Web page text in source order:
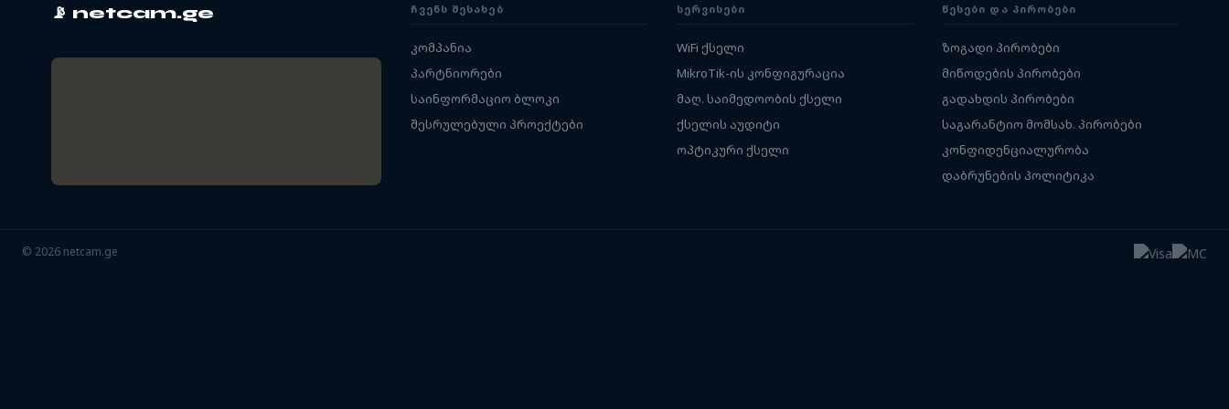
📡 netcam.ge ᲩᲕᲔᲜᲡ ᲨᲔᲡᲐᲮᲔᲑ
კომპანია
პარტნიორები
საინფორმაციო ბლოკი
შესრულებული პროექტები
ᲡᲔᲠᲕᲘᲡᲔᲑᲘ
WiFi ქსელი
MikroTik-ის კონფიგურაცია
მაღ. საიმედოობის ქსელი
ქსელის აუდიტი
ოპტიკური ქსელი
ᲬᲔᲡᲔᲑᲘ ᲓᲐ ᲞᲘᲠᲝᲑᲔᲑᲘ
ზოგადი პირობები
მიწოდების პირობები
გადახდის პირობები
საგარანტიო მომსახ. პირობები
კონფიდენციალურობა
დაბრუნების პოლიტიკა
© 2026 netcam.ge